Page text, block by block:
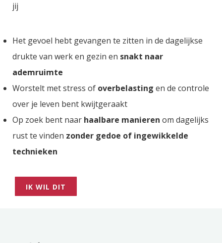
jij
Het gevoel hebt gevangen te zitten in de dagelijkse
drukte van werk en gezin en snakt naar
ademruimte
Worstelt met stress of overbelasting en de controle
over je leven bent kwijtgeraakt
Op zoek bent naar haalbare manieren om dagelijks
rust te vinden zonder gedoe of ingewikkelde
technieken
IK WIL DIT